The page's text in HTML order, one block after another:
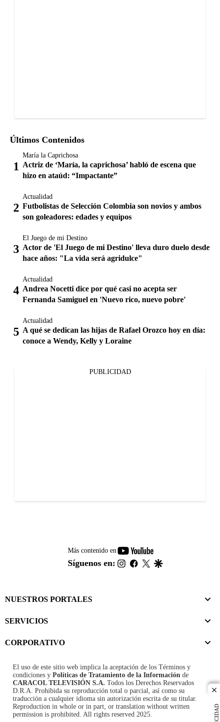
Últimos Contenidos
María la Caprichosa
Actriz de ‘María, la caprichosa’ habló de escena que
hizo en ataúd: “Impactante”
Actualidad
Futbolistas de Selección Colombia son novios y ambos
son goleadores: edades y equipos
El Juego de mi Destino
Actor de 'El Juego de mi Destino' lleva duro duelo desde
hace años: "La vida será agridulce"
Actualidad
Andrea Nocetti dice por qué casi no acepta ser
Fernanda Samiguel en 'Nuevo rico, nuevo pobre'
Actualidad
A qué se dedican las hijas de Rafael Orozco hoy en día:
conoce a Wendy, Kelly y Loraine
PUBLICIDAD
Más contenido en
youtube-
footer
Síguenos en: instagram
facebook
twitter
NUESTROS PORTALES
SERVICIOS
CORPORATIVO
El uso de este sitio web implica la aceptación de los Términos y
condiciones y Políticas de Tratamiento de la Información de
CARACOL TELEVISIÓN S.A. Todos los Derechos Reservados
D.R.A. Prohibida su reproducción total o parcial, así como su
traducción a cualquier idioma sin autorización escrita de su titular.
Reproduction in whole or in part, or translation without written
permission is prohibited. All rights reserved 2025.